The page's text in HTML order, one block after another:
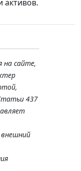
на сайте,
437